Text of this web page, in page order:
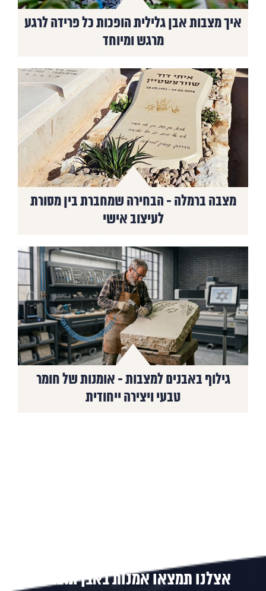
איך מצבות אבן גלילית הופכות כל פרידה לרגע
מרגש ומיוחד
מצבה ברמלה - הבחירה שמחברת בין מסורת
לעיצוב אישי
גילוף באבנים למצבות - אומנות של חומר
טבעי ויצירה ייחודית
אצלנו תמצאו אמנות באבן ומצבות